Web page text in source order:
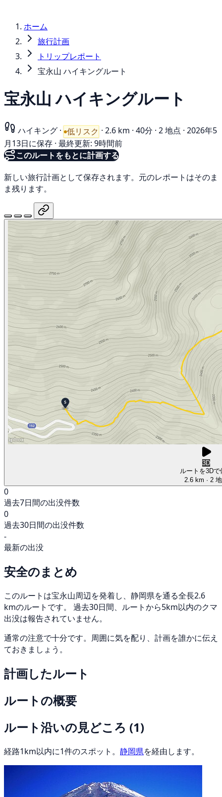
ホーム
旅行計画
トリップレポート
宝永山 ハイキングルート
宝永山 ハイキングルート
ハイキング · 低リスク · 2.6 km · 40分 · 2 地点 · 2026年5
月13日に保存 · 最終更新: 9時間前
このルートをもとに計画する
新しい旅行計画として保存されます。元のレポートはそのま
ま残ります。
3D
ルートを3Dで
2.6 km · 2
0
過去7日間の出没件数
0
過去30日間の出没件数
-
最新の出没
安全のまとめ
このルートは宝永山周辺を発着し、静岡県を通る全長2.6
kmのルートです。 過去30日間、ルートから5km以内のクマ
出没は報告されていません。
通常の注意で十分です。周囲に気を配り、計画を誰かに伝え
ておきましょう。
計画したルート
ルートの概要
ルート沿いの見どころ (1)
経路1km以内に1件のスポット。 静岡県を経由します。